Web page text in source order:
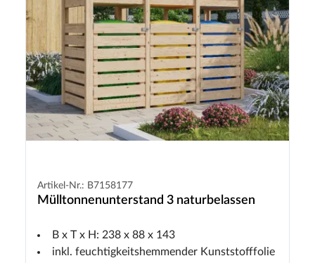
Artikel-Nr.: B7158177
Mülltonnenunterstand 3 naturbelassen
B x T x H: 238 x 88 x 143
inkl. feuchtigkeitshemmender Kunststofffolie